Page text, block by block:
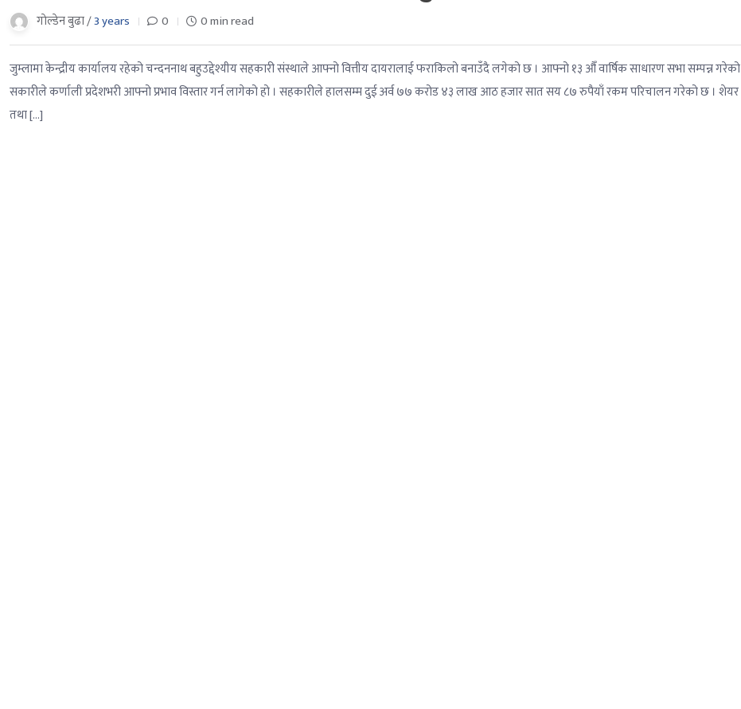
गाेल्डेन बुढा /3 years 0 0 min read
जुम्लामा केन्द्रीय कार्यालय रहेको चन्दननाथ बहुउद्देश्यीय सहकारी संस्थाले आफ्नो वित्तीय दायरालाई फराकिलो बनाउँदै लगेको छ । आफ्नो १३ औँ वार्षिक साधारण सभा सम्पन्न गरेको
सकारीले कर्णाली प्रदेशभरी आफ्नो प्रभाव विस्तार गर्न लागेको हो । सहकारीले हालसम्म दुई अर्व ७७ करोड ४३ लाख आठ हजार सात सय ८७ रुपैयाँ रकम परिचालन गरेको छ । शेयर
तथा […]